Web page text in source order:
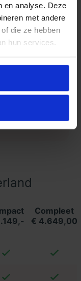
en analyse. Deze
met andere
die ze hebben
hun services.
Vertellen
Compleet
€ 4.649,00